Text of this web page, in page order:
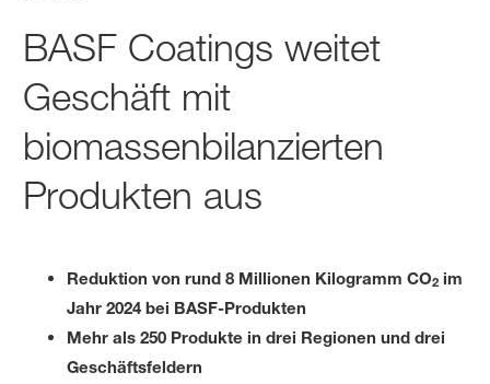
BASF Coatings weitet
Geschäft mit
biomassenbilanzierten
Produkten aus
Reduktion von rund 8 Millionen Kilogramm CO2 im
Jahr 2024 bei BASF-Produkten
Mehr als 250 Produkte in drei Regionen und drei
Geschäftsfeldern